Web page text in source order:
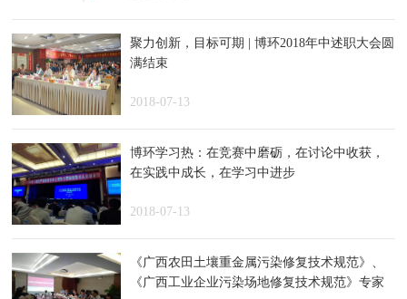
聚力创新，目标可期 | 博环2018年中述职大会圆
满结束
2018-07-13
博环学习热：在竞赛中磨砺，在讨论中收获，
在实践中成长，在学习中进步
2018-07-13
《广西农田土壤重金属污染修复技术规范》、
《广西工业企业污染场地修复技术规范》专家